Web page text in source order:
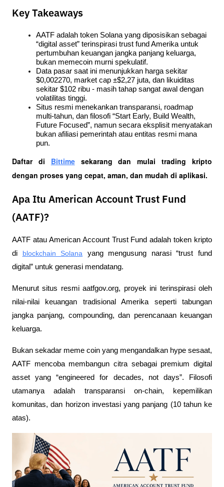
Key Takeaways
AATF adalah token Solana yang diposisikan sebagai
“digital asset” terinspirasi trust fund Amerika untuk
pertumbuhan keuangan jangka panjang keluarga,
bukan memecoin murni spekulatif.
Data pasar saat ini menunjukkan harga sekitar
$0,002270, market cap ±$2,27 juta, dan likuiditas
sekitar $102 ribu - masih tahap sangat awal dengan
volatilitas tinggi.
Situs resmi menekankan transparansi, roadmap
multi-tahun, dan filosofi “Start Early, Build Wealth,
Future Focused”, namun secara eksplisit menyatakan
bukan afiliasi pemerintah atau entitas resmi mana
pun.
Daftar di Bittime sekarang dan mulai trading kripto
dengan proses yang cepat, aman, dan mudah di aplikasi.
Apa Itu American Account Trust Fund
(AATF)?
AATF atau American Account Trust Fund adalah token kripto
di blockchain Solana yang mengusung narasi “trust fund
digital” untuk generasi mendatang.
Menurut situs resmi aatfgov.org, proyek ini terinspirasi oleh
nilai-nilai keuangan tradisional Amerika seperti tabungan
jangka panjang, compounding, dan perencanaan keuangan
keluarga.
Bukan sekadar meme coin yang mengandalkan hype sesaat,
AATF mencoba membangun citra sebagai premium digital
asset yang “engineered for decades, not days”. Filosofi
utamanya adalah transparansi on-chain, kepemilikan
komunitas, dan horizon investasi yang panjang (10 tahun ke
atas).